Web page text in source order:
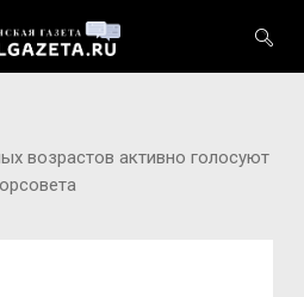
возрастов активно голосуют